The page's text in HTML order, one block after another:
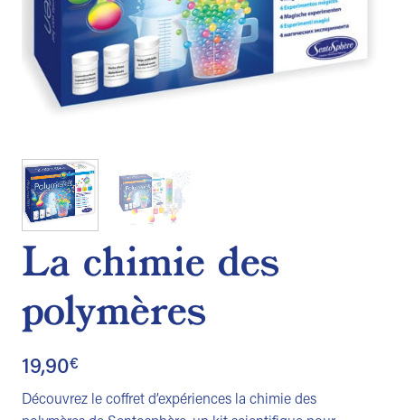
La chimie des
polymères
19,90€
Découvrez le coffret d’expériences la chimie des